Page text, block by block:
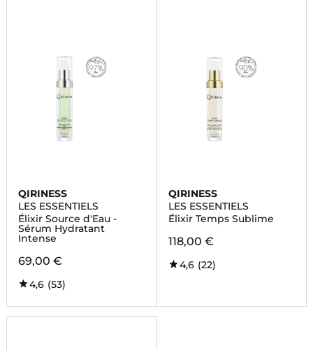
QIRINESS
LES ESSENTIELS
Élixir Source d'Eau -
Sérum Hydratant
Intense
69,00 €
4,6 (53)
QIRINESS
LES ESSENTIELS
Élixir Temps Sublime
118,00 €
4,6 (22)